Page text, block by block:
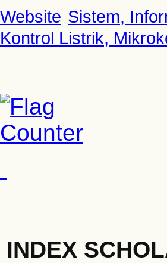
Website Sistem,
Kontrol Listrik,
INDEX